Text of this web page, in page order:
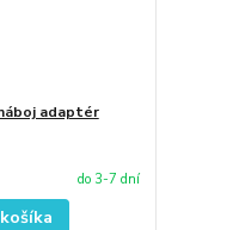
adaptér
do 3-7 dní